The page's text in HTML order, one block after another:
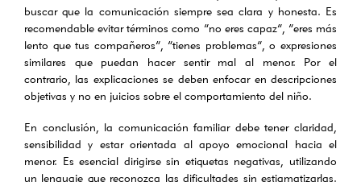
buscar que la comunicación siempre sea clara y honesta. Es
recomendable evitar términos como “no eres capaz”, “eres más
lento que tus compañeros”, “tienes problemas”, o expresiones
similares que puedan hacer sentir mal al menor. Por el
contrario, las explicaciones se deben enfocar en descripciones
objetivas y no en juicios sobre el comportamiento del niño.
En conclusión, la comunicación familiar debe tener claridad,
sensibilidad y estar orientada al apoyo emocional hacia el
menor. Es esencial dirigirse sin etiquetas negativas, utilizando
un lenguaje que reconozca las dificultades sin estigmatizarlas.